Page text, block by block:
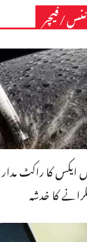
فیچر
ایکس کا راکٹ
کا خدشہ